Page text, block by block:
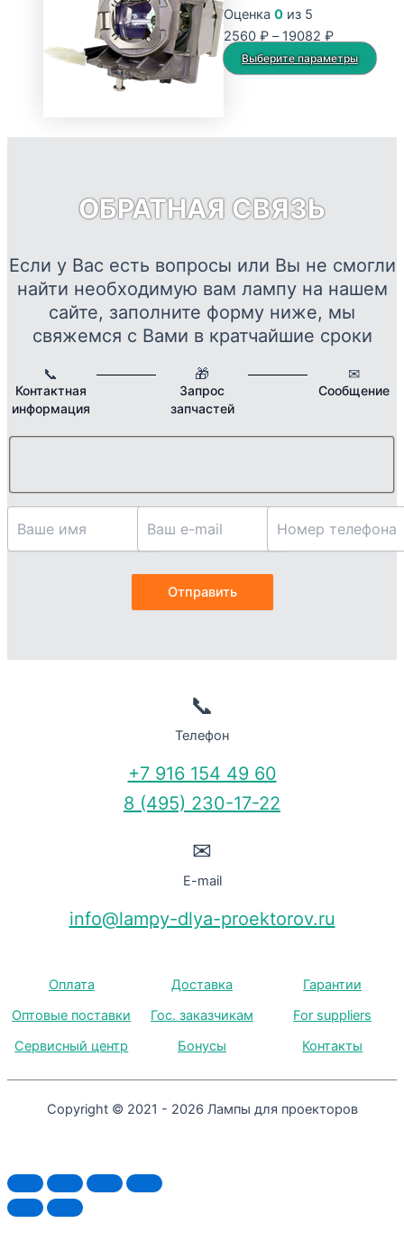
19082 ₽
вариаций.
Опции
можно
выбрать
товара.
Оценка 0 из 5
2560 ₽ – 19082 ₽Диапазон
цен:
2560 ₽
Выберите параметры
ОБРАТНАЯ СВЯЗЬ
Если у Вас есть вопросы или Вы не смогли
найти необходимую вам лампу на нашем
сайте, заполните форму ниже, мы
свяжемся с Вами в кратчайшие сроки
📞
Контактная
информация
🎁
Запрос
запчастей
✉
Сообщение
📞
Телефон
+7 916 154 49 60
8 (495) 230-17-22
✉
E-mail
info@lampy-dlya-proektorov.ru
Оплата Доставка
Гарантии
Оптовые поставки
Гос. заказчикам
For suppliers
Сервисный центр
Бонусы Контакты
Copyright © 2021 - 2026 Лампы для проекторов